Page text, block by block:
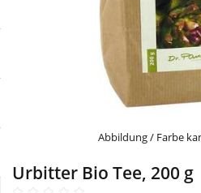
Körperpflege & Kosmetik
Abbildung / Farbe
Urbitter Bio Tee, 200 g